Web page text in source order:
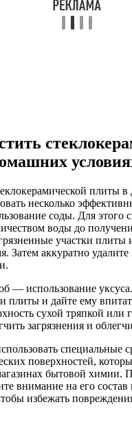
плиты
несколько
соды. Для этого
воды до
участки плиты
Затем аккуратно
— использование
плиты и дайте ему
сухой тряпкой или
загрязнения и
специальные
поверхностей,
бытовой химии.
внимание на его
избежать